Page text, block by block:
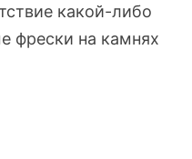
какой-либо
фрески на камнях